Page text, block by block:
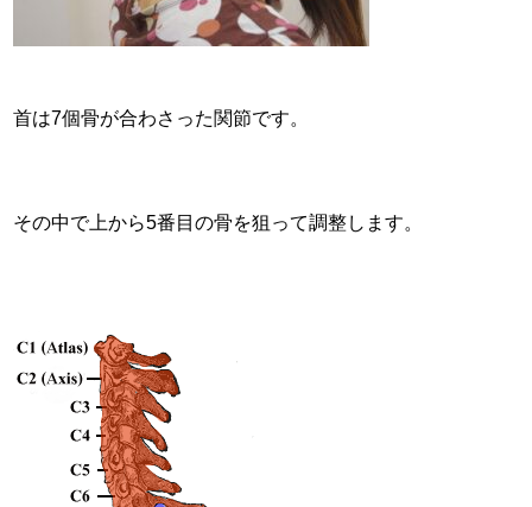
首は7個骨が合わさった関節です。
その中で上から5番目の骨を狙って調整します。